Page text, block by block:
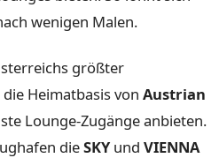
wenigen Malen.
größter
Heimatbasis von Austrian
Lounge-Zugänge anbieten.
dieSKY und VIENNA